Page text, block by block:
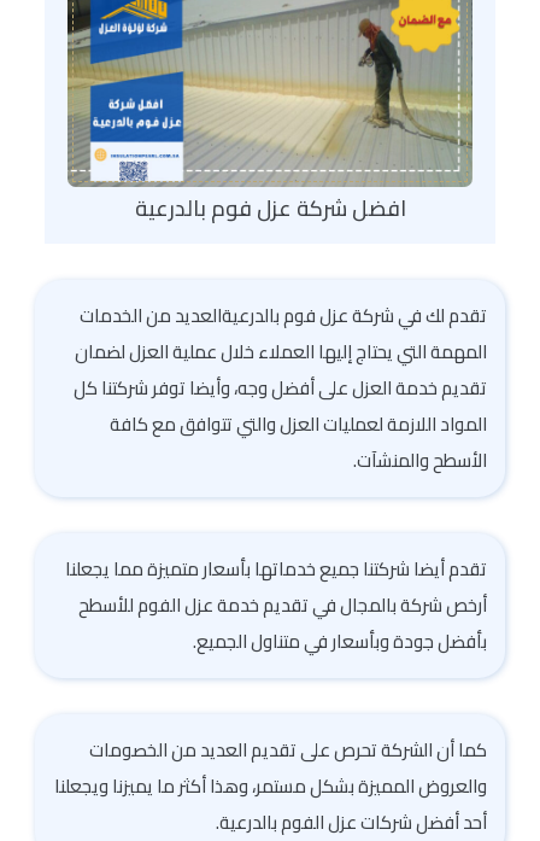
افضل شركة عزل فوم بالدرعية
تقدم لك في شركة عزل فوم بالدرعيةالعديد من الخدمات
المهمة التي يحتاج إليها العملاء خلال عملية العزل لضمان
تقديم خدمة العزل على أفضل وجه، وأيضا توفر شركتنا كل
المواد اللازمة لعمليات العزل والتي تتوافق مع كافة
الأسطح والمنشآت.
تقدم أيضا شركتنا جميع خدماتها بأسعار متميزة مما يجعلنا
أرخص شركة بالمجال في تقديم خدمة عزل الفوم للأسطح
بأفضل جودة وبأسعار في متناول الجميع.
كما أن الشركة تحرص على تقديم العديد من الخصومات
والعروض المميزة بشكل مستمر، وهذا أكثر ما يميزنا ويجعلنا
أحد أفضل شركات عزل الفوم بالدرعية.